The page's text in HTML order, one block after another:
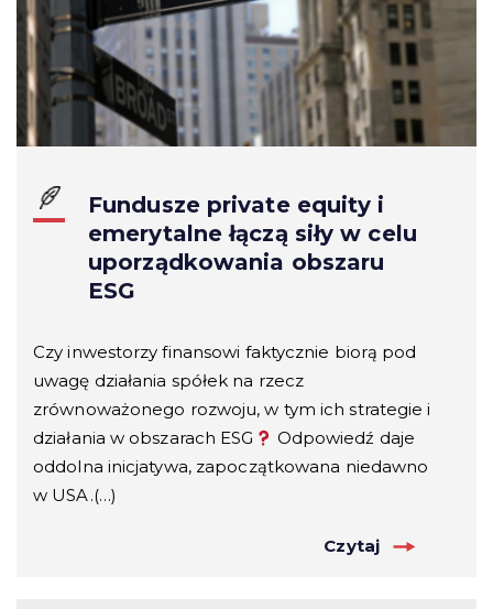
Fundusze private equity i
emerytalne łączą siły w celu
uporządkowania obszaru
ESG
Czy inwestorzy finansowi faktycznie biorą pod
uwagę działania spółek na rzecz
zrównoważonego rozwoju, w tym ich strategie i
działania w obszarach ESG
Odpowiedź daje
oddolna inicjatywa, zapoczątkowana niedawno
w USA.(…)
Czytaj